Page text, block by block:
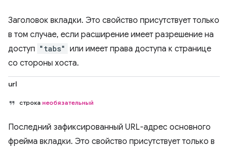
Заголовок вкладки. Это свойство присутствует только
в том случае, если расширение имеет разрешение на
доступ "tabs" или имеет права доступа к странице
со стороны хоста.
url
строка необязательный
Последний зафиксированный URL-адрес основного
фрейма вкладки. Это свойство присутствует только в